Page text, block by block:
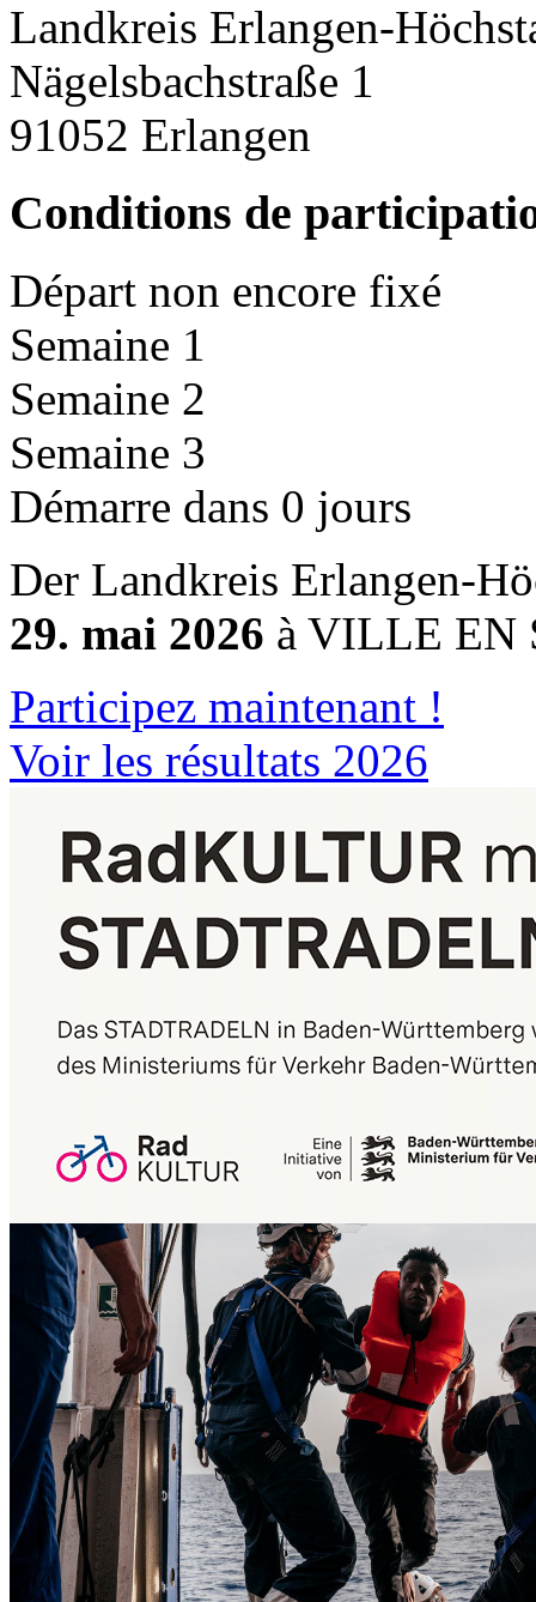
Landkreis Erlangen-
Nägelsbachstraße 1
91052 Erlangen
Conditions de
Départ non encore fixé
Semaine 1
Semaine 2
Semaine 3
Démarre dans 0 jours
Der Landkreis Erlangen-
29. mai 2026 à VILLE EN
Participez maintenant !
Voir les résultats 2026